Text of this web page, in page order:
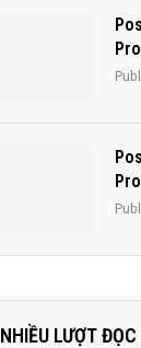
NHIỀU LƯỢT